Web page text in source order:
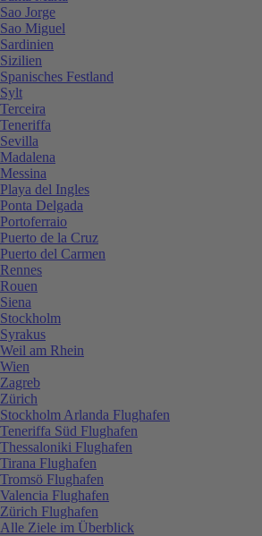
Sao Jorge
Sao Miguel
Sardinien
Sizilien
Spanisches Festland
Sylt
Terceira
Teneriffa
Sevilla
Madalena
Messina
Playa del Ingles
Ponta Delgada
Portoferraio
Puerto de la Cruz
Puerto del Carmen
Rennes
Rouen
Siena
Stockholm
Syrakus
Weil am Rhein
Wien
Zagreb
Zürich
Stockholm Arlanda Flughafen
Teneriffa Süd Flughafen
Thessaloniki Flughafen
Tirana Flughafen
Tromsö Flughafen
Valencia Flughafen
Zürich Flughafen
Alle Ziele im Überblick